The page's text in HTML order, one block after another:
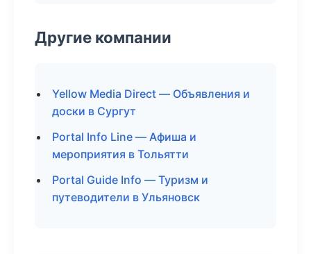
Другие компании
Yellow Media Direct — Объявления и
доски в Сургут
Portal Info Line — Афиша и
мероприятия в Тольятти
Portal Guide Info — Туризм и
путеводители в Ульяновск